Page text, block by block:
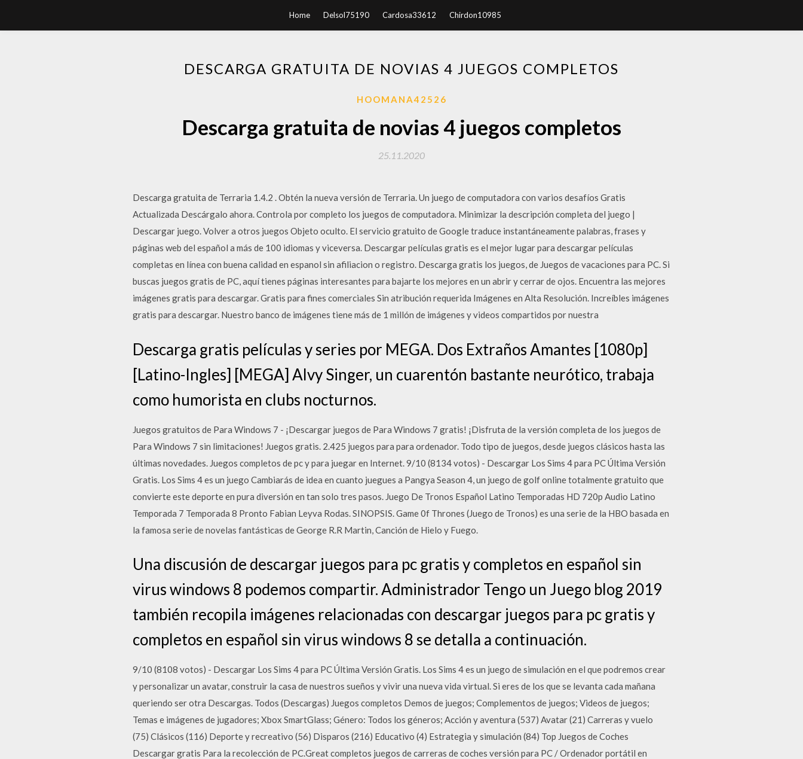
Home Delsol75190 Cardosa33612 Chirdon10985
DESCARGA GRATUITA DE NOVIAS 4 JUEGOS COMPLETOS
HOOMANA42526
Descarga gratuita de novias 4 juegos completos
25.11.2020
Descarga gratuita de Terraria 1.4.2 . Obtén la nueva versión de Terraria. Un juego de computadora con varios desafíos Gratis
Actualizada Descárgalo ahora. Controla por completo los juegos de computadora. Minimizar la descripción completa del juego |
Descargar juego. Volver a otros juegos Objeto oculto. El servicio gratuito de Google traduce instantáneamente palabras, frases y
páginas web del español a más de 100 idiomas y viceversa. Descargar películas gratis es el mejor lugar para descargar películas
completas en línea con buena calidad en espanol sin afiliacion o registro. Descarga gratis los juegos, de Juegos de vacaciones para PC. Si
buscas juegos gratis de PC, aquí­ tienes páginas interesantes para bajarte los mejores en un abrir y cerrar de ojos. Encuentra las mejores
imágenes gratis para descargar. Gratis para fines comerciales Sin atribución requerida Imágenes en Alta Resolución. Increíbles imágenes
gratis para descargar. Nuestro banco de imágenes tiene más de 1 millón de imágenes y videos compartidos por nuestra
Descarga gratis películas y series por MEGA. Dos Extraños Amantes [1080p]
[Latino-Ingles] [MEGA] Alvy Singer, un cuarentón bastante neurótico, trabaja
como humorista en clubs nocturnos.
Juegos gratuitos de Para Windows 7 - ¡Descargar juegos de Para Windows 7 gratis! ¡Disfruta de la versión completa de los juegos de
Para Windows 7 sin limitaciones! Juegos gratis. 2.425 juegos para para ordenador. Todo tipo de juegos, desde juegos clásicos hasta las
últimas novedades. Juegos completos de pc y para juegar en Internet. 9/10 (8134 votos) - Descargar Los Sims 4 para PC Última Versión
Gratis. Los Sims 4 es un juego Cambiarás de idea en cuanto juegues a Pangya Season 4, un juego de golf online totalmente gratuito que
convierte este deporte en pura diversión en tan solo tres pasos. Juego De Tronos Español Latino Temporadas HD 720p Audio Latino
Temporada 7 Temporada 8 Pronto Fabian Leyva Rodas. SINOPSIS. Game 0f Thrones (Juego de Tronos) es una serie de la HBO basada en
la famosa serie de novelas fantásticas de George R.R Martin, Canción de Hielo y Fuego.
Una discusión de descargar juegos para pc gratis y completos en español sin
virus windows 8 podemos compartir. Administrador Tengo un Juego blog 2019
también recopila imágenes relacionadas con descargar juegos para pc gratis y
completos en español sin virus windows 8 se detalla a continuación.
9/10 (8108 votos) - Descargar Los Sims 4 para PC Última Versión Gratis. Los Sims 4 es un juego de simulación en el que podremos crear
y personalizar un avatar, construir la casa de nuestros sueños y vivir una nueva vida virtual. Si eres de los que se levanta cada mañana
queriendo ser otra Descargas. Todos (Descargas) Juegos completos Demos de juegos; Complementos de juegos; Videos de juegos;
Temas e imágenes de jugadores; Xbox SmartGlass; Género: Todos los géneros; Acción y aventura (537) Avatar (21) Carreras y vuelo
(75) Clásicos (116) Deporte y recreativo (56) Disparos (216) Educativo (4) Estrategia y simulación (84) Top Juegos de Coches
Descargar gratis Para la recolección de PC.Great completos juegos de carreras de coches versión para PC / Ordenador portátil en